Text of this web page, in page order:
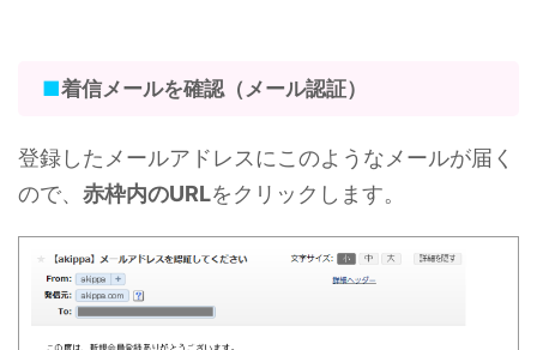
■着信メールを確認（メール認証）
登録したメールアドレスにこのようなメールが届く
ので、 赤枠内のURLをクリックします。